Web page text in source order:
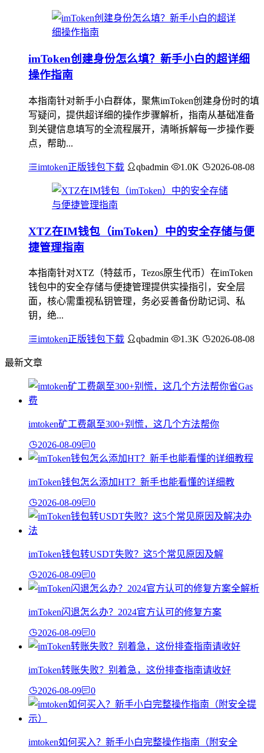
imToken创建身份怎么填？新手小白的超详细
操作指南
本指南针对新手小白群体，聚焦imToken创建身份时的填
写疑问，提供超详细的操作步骤解析，指南从基础准备
到关键信息填写的全流程展开，清晰拆解每一步操作要
点，帮助...
imtoken正版钱包下载 qbadmin 1.0K 2026-08-08
XTZ在IM钱包（imToken）中的安全存储与便
捷管理指南
本指南针对XTZ（特兹币，Tezos原生代币）在imToken
钱包中的安全存储与便捷管理提供实操指引，安全层
面，核心需重视私钥管理，务必妥善备份助记词、私
钥，绝...
imtoken正版钱包下载 qbadmin 1.3K 2026-08-08
最新文章
imtoken矿工费飙至300+别慌，这几个方法帮你
2026-08-09 0
imToken钱包怎么添加HT？新手也能看懂的详细教
2026-08-09 0
imToken钱包转USDT失败？这5个常见原因及解
2026-08-09 0
imToken闪退怎么办？2024官方认可的修复方案
2026-08-09 0
imToken转账失败？别着急，这份排查指南请收好
2026-08-09 0
imtoken如何买入？新手小白完整操作指南（附安全